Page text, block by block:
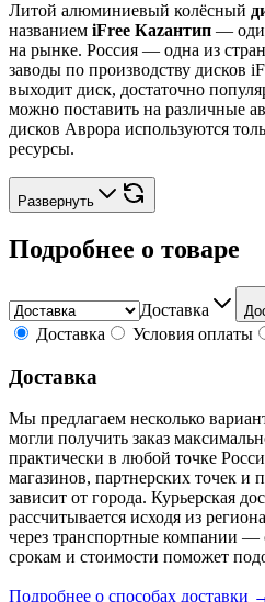
Литой алюминиевый колёсный
названием iFree Каzантип —
на рынке. Россия — одна из
заводы по производству дисков
выходит диск, достаточно
можно поставить на различные
дисков Аврора используются
ресурсы.
Развернуть
Подробнее о товаре
Доставка
Доставка Условия оплаты
Доставка
Мы предлагаем несколько
могли получить заказ
практически в любой точке
магазинов, партнерских точек
зависит от города. Курьерская
рассчитывается исходя из
через транспортные компании
срокам и стоимости поможет
Подробнее о способах доставки